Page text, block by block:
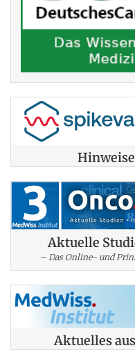
Aktuelle
– Das Online- und
Aktuelles